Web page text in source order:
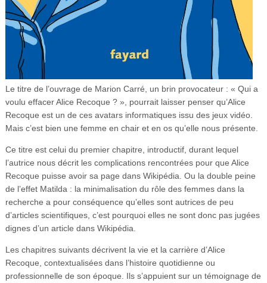
Le titre de l’ouvrage de Marion Carré, un brin provocateur : « Qui a
voulu effacer Alice Recoque ? », pourrait laisser penser qu’Alice
Recoque est un de ces avatars informatiques issu des jeux vidéo.
Mais c’est bien une femme en chair et en os qu’elle nous présente.
Ce titre est celui du premier chapitre, introductif, durant lequel
l’autrice nous décrit les complications rencontrées pour que Alice
Recoque puisse avoir sa page dans Wikipédia. Ou la double peine
de l’effet Matilda : la minimalisation du rôle des femmes dans la
recherche a pour conséquence qu’elles sont autrices de peu
d’articles scientifiques, c’est pourquoi elles ne sont donc pas jugées
dignes d’un article dans Wikipédia.
Les chapitres suivants décrivent la vie et la carrière d’Alice
Recoque, contextualisées dans l’histoire quotidienne ou
professionnelle de son époque. Ils s’appuient sur un témoignage de